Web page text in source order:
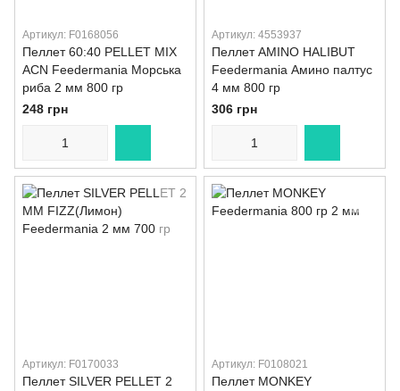
Артикул: F0168056
Пеллет 60:40 PELLET MIX
ACN Feedermania Морська
риба 2 мм 800 гр
248 грн
Артикул: 4553937
Пеллет AMINO HALIBUT
Feedermania Амино палтус
4 мм 800 гр
306 грн
Артикул: F0170033
Пеллет SILVER PELLET 2
Артикул: F0108021
Пеллет MONKEY